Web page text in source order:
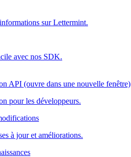
sur Lettermint.
avec nos SDK.
API (ouvre dans une nouvelle fenêtre)
pour les développeurs.
à jour et améliorations.